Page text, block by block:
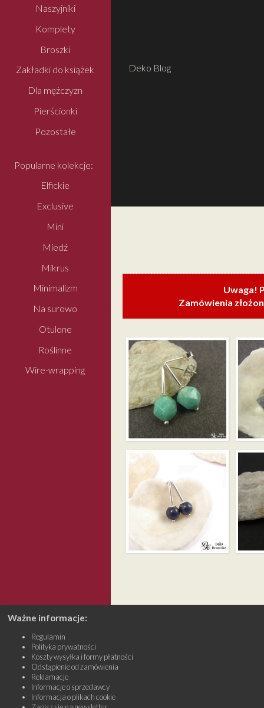
Deko Blog
Naszyjniki
Komplety
Broszki
Zakładki do książek
Dla mężczyzn
Pierścionki
Pozostałe
Popularne kolekcje:
Elfickie
Exclusive
Mini
Miedź
Mikrus
Minimalizm
Na surowo
Otulone
Roślinne
Wire-wrapping
Uwaga!
Zamówienia
MINIMALIZM –
AMAZONIT
WIELOŚCIAN
Ważne informacje:
Regulamin
Polityka prywatności
Koszty wysyłka i formy płatności
Odstąpienie od zamówienia
Reklamacje
Informacje o sprzedawcy
Informacja o plikach cookie